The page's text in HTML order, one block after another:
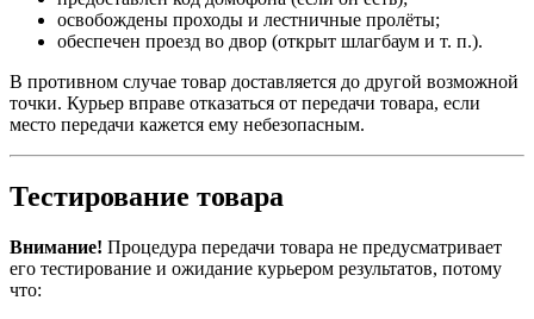
освобождены проходы и лестничные пролёты;
обеспечен проезд во двор (открыт шлагбаум и т. п.).
В противном случае товар доставляется до другой возможной
точки. Курьер вправе отказаться от передачи товара, если
место передачи кажется ему небезопасным.
Тестирование товара
Внимание! Процедура передачи товара не предусматривает
его тестирование и ожидание курьером результатов, потому
что: